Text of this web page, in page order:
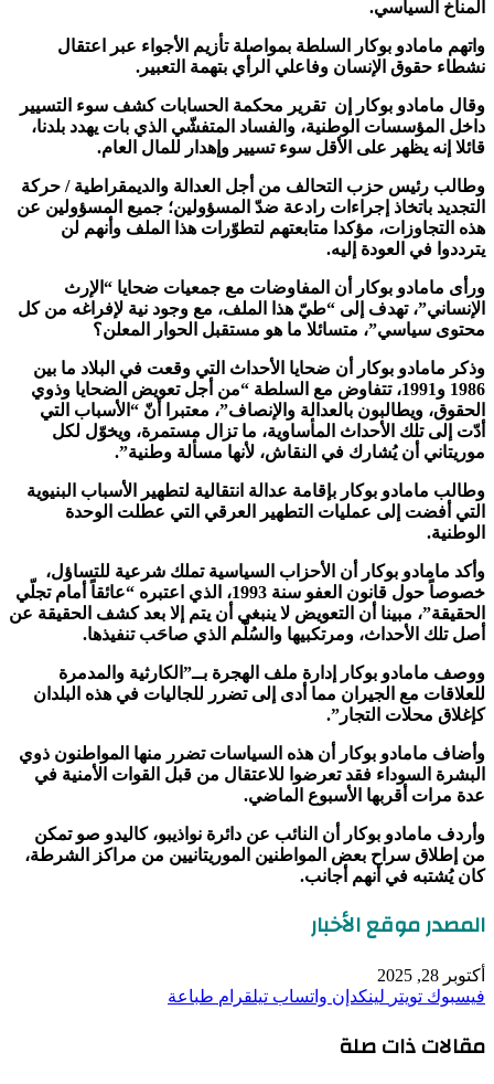
المناخ السياسي.
واتهم مامادو بوكار السلطة بمواصلة تأزيم الأجواء عبر اعتقال
نشطاء حقوق الإنسان وفاعلي الرأي بتهمة التعبير.
وقال مامادو بوكار إن تقرير محكمة الحسابات كشف سوء التسيير
داخل المؤسسات الوطنية، والفساد المتفشّي الذي بات يهدد بلدنا،
قائلا إنه يظهر على الأقل سوء تسيير وإهدار للمال العام.
وطالب رئيس حزب التحالف من أجل العدالة والديمقراطية / حركة
التجديد باتخاذ إجراءات رادعة ضدّ المسؤولين؛ جميع المسؤولين عن
هذه التجاوزات، مؤكدا متابعتهم لتطوّرات هذا الملف وأنهم لن
يترددوا في العودة إليه.
ورأى مامادو بوكار أن المفاوضات مع جمعيات ضحايا “الإرث
الإنساني”، تهدف إلى “طيّ هذا الملف، مع وجود نية لإفراغه من كل
محتوى سياسي”، متسائلا ما هو مستقبل الحوار المعلن؟
وذكر مامادو بوكار أن ضحايا الأحداث التي وقعت في البلاد ما بين
1986 و1991، تتفاوض مع السلطة “من أجل تعويض الضحايا وذوي
الحقوق، ويطالبون بالعدالة والإنصاف”، معتبرا أنّ “الأسباب التي
أدّت إلى تلك الأحداث المأساوية، ما تزال مستمرة، ويخوّل لكل
موريتاني أن يُشارك في النقاش، لأنها مسألة وطنية”.
وطالب مامادو بوكار بإقامة عدالة انتقالية لتطهير الأسباب البنيوية
التي أفضت إلى عمليات التطهير العرقي التي عطلت الوحدة
الوطنية.
وأكد مامادو بوكار أن الأحزاب السياسية تملك شرعية للتساؤل،
خصوصاً حول قانون العفو سنة 1993، الذي اعتبره “عائقاً أمام تجلّي
الحقيقة”، مبينا أن التعويض لا ينبغي أن يتم إلا بعد كشف الحقيقة عن
أصل تلك الأحداث، ومرتكبيها والسُلّم الذي صاحَب تنفيذها.
ووصف مامادو بوكار إدارة ملف الهجرة بــ”الكارثية والمدمرة
للعلاقات مع الجيران مما أدى إلى تضرر للجاليات في هذه البلدان
كإغلاق محلات التجار”.
وأضاف مامادو بوكار أن هذه السياسات تضرر منها المواطنون ذوي
البشرة السوداء فقد تعرضوا للاعتقال من قبل القوات الأمنية في
عدة مرات أقربها الأسبوع الماضي.
وأردف مامادو بوكار أن النائب عن دائرة نواذيبو، كاليدو صو تمكن
من إطلاق سراح بعض المواطنين الموريتانيين من مراكز الشرطة،
كان يُشتبه في أنهم أجانب.
المصدر موقع الأخبار
أكتوبر 28, 2025
فيسبوك تويتر لينكدإن واتساب تيلقرام طباعة
مقالات ذات صلة